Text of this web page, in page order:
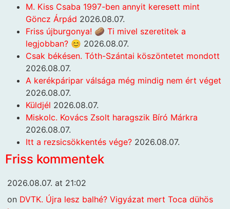
M. Kiss Csaba 1997-ben annyit keresett mint
Göncz Árpád 2026.08.07.
Friss újburgonya! 🥔 Ti mivel szeretitek a
legjobban? 😊 2026.08.07.
Csak békésen. Tóth-Szántai köszöntetet mondott
2026.08.07.
A kerékpáripar válsága még mindig nem ért véget
2026.08.07.
Küldjél 2026.08.07.
Miskolc. Kovács Zsolt haragszik Bíró Márkra
2026.08.07.
Itt a rezsicsökkentés vége? 2026.08.07.
Friss kommentek
2026.08.07. at 21:02
on DVTK. Újra lesz balhé? Vigyázat mert Toca dühös